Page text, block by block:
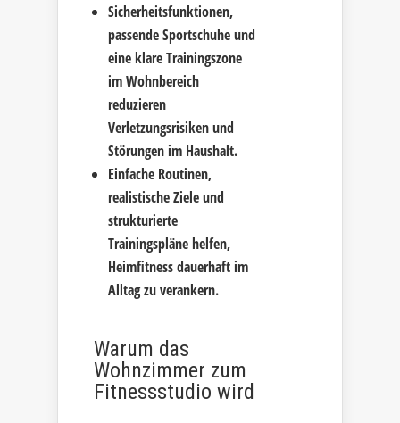
Sicherheitsfunktionen,
passende Sportschuhe und
eine klare Trainingszone
im Wohnbereich
reduzieren
Verletzungsrisiken und
Störungen im Haushalt.
Einfache Routinen,
realistische Ziele und
strukturierte
Trainingspläne helfen,
Heimfitness dauerhaft im
Alltag zu verankern.
Warum das
Wohnzimmer zum
Fitnessstudio wird